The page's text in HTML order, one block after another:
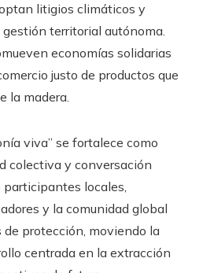
litigios climáticos y
territorial autónoma.
economías solidarias
justo de productos que
la madera.
viva” se fortalece como
colectiva y conversación
participantes locales,
y la comunidad global
protección, moviendo la
centrada en la extracción